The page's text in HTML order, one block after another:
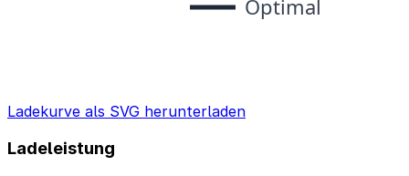
Ladekurve als SVG herunterladen
Ladeleistung